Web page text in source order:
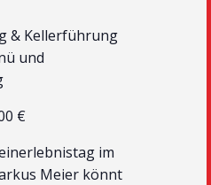
& Kellerführung
und
€
im
Meier könnt